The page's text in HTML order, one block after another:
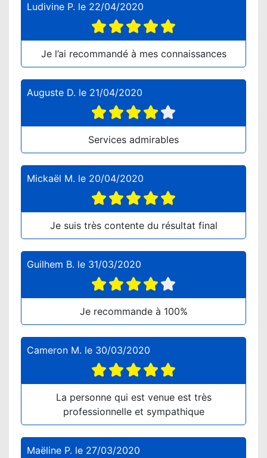
Ludivine P. le 22/04/2020
Je l’ai recommandé à mes connaissances
Auguste D. le 21/04/2020
Services admirables
Mickaël M. le 20/04/2020
Je suis très contente du résultat final
Guilhem B. le 31/03/2020
Je recommande à 100%
Cameron M. le 30/03/2020
La personne qui est venue est très
professionnelle et sympathique
Maëline P. le 27/03/2020